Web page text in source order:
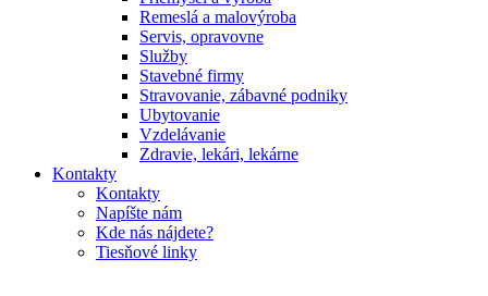
Remeslá a malovýroba
Servis, opravovne
Služby
Stavebné firmy
Stravovanie, zábavné podniky
Ubytovanie
Vzdelávanie
Zdravie, lekári, lekárne
Kontakty
Kontakty
Napíšte nám
Kde nás nájdete?
Tiesňové linky